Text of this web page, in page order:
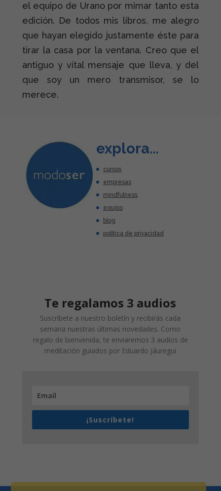
el equipo de Urano por mimar tanto esta
edición. De todos mis libros, me alegro
que hayan elegido justamente éste para
tirar la casa por la ventana. Creo que el
antiguo y vital mensaje que lleva, y del
que soy un mero transmisor, se lo
merece.
explora…
cursos
empresas
mindfulness
equipo
blog
política de privacidad
Te regalamos 3 audios
Suscríbete a nuestro boletín y recibirás cada
semana nuestras últimas novedades. Como
regalo de bienvenida, te enviaremos 3 audios de
meditación guiados por Eduardo Jáuregui
¡Suscríbete!